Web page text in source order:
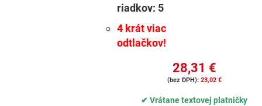
riadkov: 5
4 krát viac
odtlačkov!
28,31 €
23,02 €
✔ Vrátane textovej platničky